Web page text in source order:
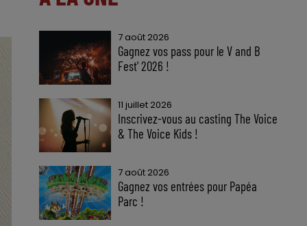
7 août 2026
Gagnez vos pass pour le V and B
Fest' 2026 !
11 juillet 2026
Inscrivez-vous au casting The Voice
& The Voice Kids !
7 août 2026
Gagnez vos entrées pour Papéa
Parc !